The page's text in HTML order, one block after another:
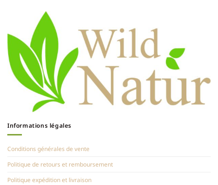
Informations légales
Conditions générales de vente
Politique de retours et remboursement
Politique expédition et livraison